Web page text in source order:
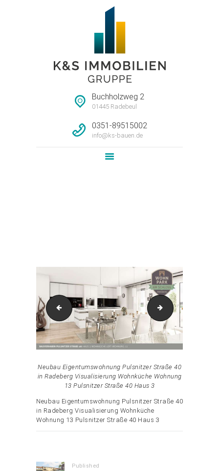
Buchholzweg 2
01445 Radebeul
0351-89515002
info@ks-bauen.de
STARTSEITE
HAUSMEISTERSERVI
UNTERNEHMEN
IMMOBILIEN
LEISTUNG
NEWS
P40H3_WE13_Visualisierung_Schlafzimmer
Neubau Eigentumswohnung Pulsnitzer Straße 40
in Radeberg Visualisierung Wohnküche Wohnung
13 Pulsnitzer Straße 40 Haus 3
Neubau Eigentumswohnung Pulsnitzer Straße 40
in Radeberg Visualisierung Wohnküche
Wohnung 13 Pulsnitzer Straße 40 Haus 3
Published